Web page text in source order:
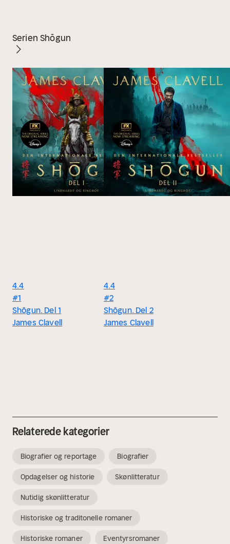
Serien Shōgun
4.4
#1
Shōgun. Del 1
James Clavell
4.4
#2
Shōgun. Del 2
James Clavell
Relaterede kategorier
Biografier og reportage Biografier
Opdagelser og historie Skønlitteratur
Nutidig skønlitteratur
Historiske og traditonelle romaner
Historiske romaner Eventyrsromaner